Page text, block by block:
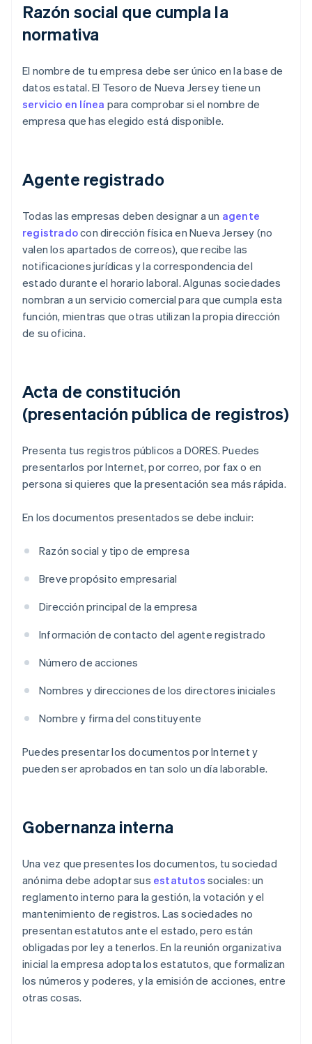
Razón social que cumpla la
normativa
El nombre de tu empresa debe ser único en la base de
datos estatal. El Tesoro de Nueva Jersey tiene un
servicio en línea para comprobar si el nombre de
empresa que has elegido está disponible.
Agente registrado
Todas las empresas deben designar a un agente
registradocon dirección física en Nueva Jersey (no
valen los apartados de correos), que recibe las
notificaciones jurídicas y la correspondencia del
estado durante el horario laboral. Algunas sociedades
nombran a un servicio comercial para que cumpla esta
función, mientras que otras utilizan la propia dirección
de su oficina.
Acta de constitución
(presentación pública de registros)
Presenta tus registros públicos a DORES. Puedes
presentarlos por Internet, por correo, por fax o en
persona si quieres que la presentación sea más rápida.
En los documentos presentados se debe incluir:
Razón social y tipo de empresa
Breve propósito empresarial
Dirección principal de la empresa
Información de contacto del agente registrado
Número de acciones
Nombres y direcciones de los directores iniciales
Nombre y firma del constituyente
Puedes presentar los documentos por Internet y
pueden ser aprobados en tan solo un día laborable.
Gobernanza interna
Una vez que presentes los documentos, tu sociedad
anónima debe adoptar sus estatutos sociales: un
reglamento interno para la gestión, la votación y el
mantenimiento de registros. Las sociedades no
presentan estatutos ante el estado, pero están
obligadas por ley a tenerlos. En la reunión organizativa
inicial la empresa adopta los estatutos, que formalizan
los números y poderes, y la emisión de acciones, entre
otras cosas.